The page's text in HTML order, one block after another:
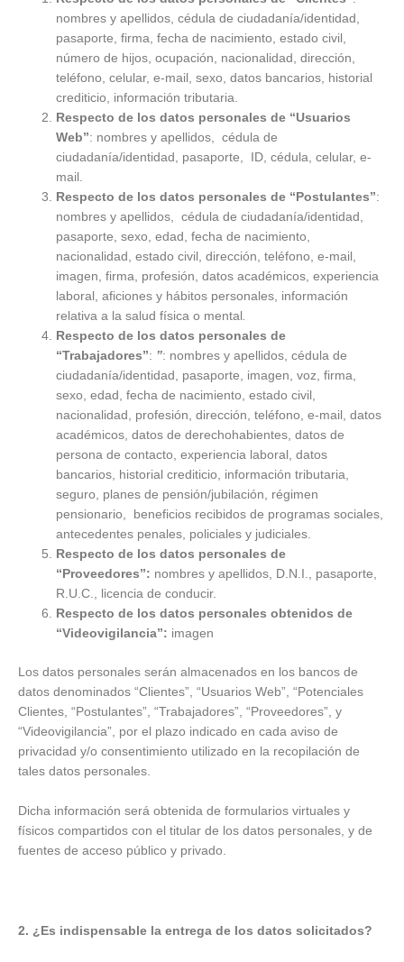
nombres y apellidos, cédula de ciudadanía/identidad,
pasaporte, firma, fecha de nacimiento, estado civil,
número de hijos, ocupación, nacionalidad, dirección,
teléfono, celular, e-mail, sexo, datos bancarios, historial
crediticio, información tributaria.
Respecto de los datos personales de “Usuarios
Web”: nombres y apellidos, cédula de
ciudadanía/identidad, pasaporte, ID, cédula, celular, e-
mail.
Respecto de los datos personales de “Postulantes”:
nombres y apellidos, cédula de ciudadanía/identidad,
pasaporte, sexo, edad, fecha de nacimiento,
nacionalidad, estado civil, dirección, teléfono, e-mail,
imagen, firma, profesión, datos académicos, experiencia
laboral, aficiones y hábitos personales, información
relativa a la salud física o mental
Respecto de los datos personales de
“Trabajadores”: ”: nombres y apellidos, cédula de
ciudadanía/identidad, pasaporte, imagen, voz, firma,
sexo, edad, fecha de nacimiento, estado civil,
nacionalidad, profesión, dirección, teléfono, e-mail, datos
académicos, datos de derechohabientes, datos de
persona de contacto, experiencia laboral, datos
bancarios, historial crediticio, información tributaria,
seguro, planes de pensión/jubilación, régimen
pensionario, beneficios recibidos de programas sociales,
antecedentes penales, policiales y judiciales.
Respecto de los datos personales de
“Proveedores”: nombres y apellidos, D.N.I., pasaporte,
R.U.C., licencia de conducir.
Respecto de los datos personales obtenidos de
“Videovigilancia”: imagen
Los datos personales serán almacenados en los bancos de
datos denominados “Clientes”, “Usuarios Web”, “Potenciales
Clientes, “Postulantes”, “Trabajadores”, “Proveedores”, y
“Videovigilancia”, por el plazo indicado en cada aviso de
privacidad y/o consentimiento utilizado en la recopilación de
tales datos personales.
Dicha información será obtenida de formularios virtuales y
físicos compartidos con el titular de los datos personales, y de
fuentes de acceso público y privado.
2. ¿Es indispensable la entrega de los datos solicitados?